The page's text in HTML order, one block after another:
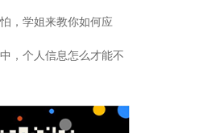
，学姐来教你如何应
，个人信息怎么才能不